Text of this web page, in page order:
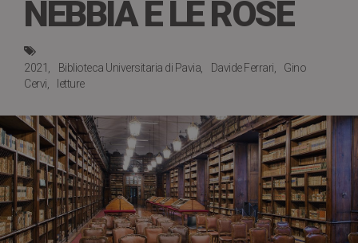
NEBBIA E LE ROSE
2021 Biblioteca Universitaria di Pavia Davide Ferrari
Gino
Cervi
letture